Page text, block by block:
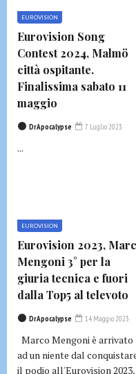
EUROVISION
Eurovision Song
Contest 2024, Malmö
città ospitante.
Finalissima sabato 11
maggio
DrApocalypse 7 Luglio 2023
...
EUROVISION
Eurovision 2023,
Mengoni 3° per la
giuria tecnica e fuori
dalla Top5 al televoto
DrApocalypse 14 Maggio 2023
Marco Mengoni è arrivato
ad un niente dal
il podio all'Eurovision 2023,